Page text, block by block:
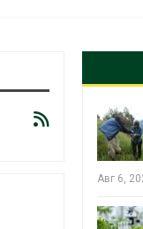
вновь
Авг 6,